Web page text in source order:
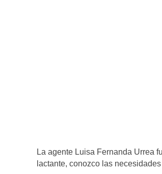
La agente Luisa Fernanda Urrea
lactante, conozco las